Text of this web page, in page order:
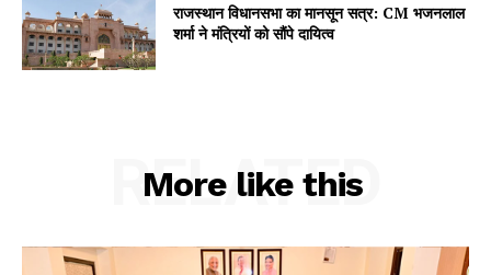
My account
राजस्थान विधानसभा का मानसून सत्र: CM भजनलाल
शर्मा ने मंत्रियों को सौंपे दायित्व
More like this
RELATED